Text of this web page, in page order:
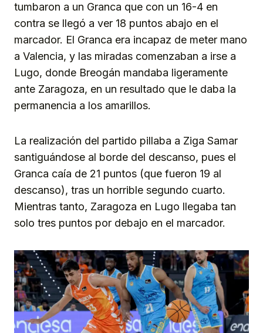
tumbaron a un Granca que con un 16-4 en
contra se llegó a ver 18 puntos abajo en el
marcador. El Granca era incapaz de meter mano
a Valencia, y las miradas comenzaban a irse a
Lugo, donde Breogán mandaba ligeramente
ante Zaragoza, en un resultado que le daba la
permanencia a los amarillos.
La realización del partido pillaba a Ziga Samar
santiguándose al borde del descanso, pues el
Granca caía de 21 puntos (que fueron 19 al
descanso), tras un horrible segundo cuarto.
Mientras tanto, Zaragoza en Lugo llegaba tan
solo tres puntos por debajo en el marcador.